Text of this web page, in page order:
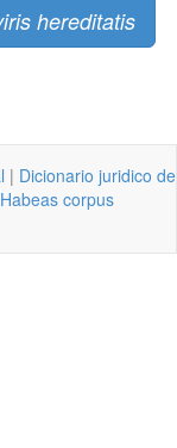
hereditatis
| Dicionario juridico de
Habeas corpus